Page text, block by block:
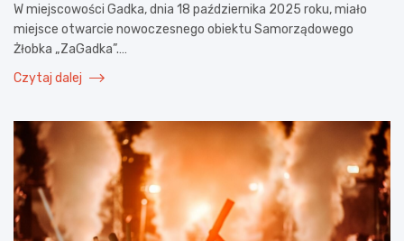
W miejscowości Gadka, dnia 18 października 2025 roku, miało
miejsce otwarcie nowoczesnego obiektu Samorządowego
Żłobka „ZaGadka”.…
Czytaj dalej